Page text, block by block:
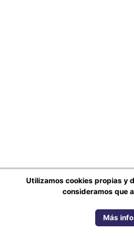
Utilizamos cookies propias y
consideramos que
Más info